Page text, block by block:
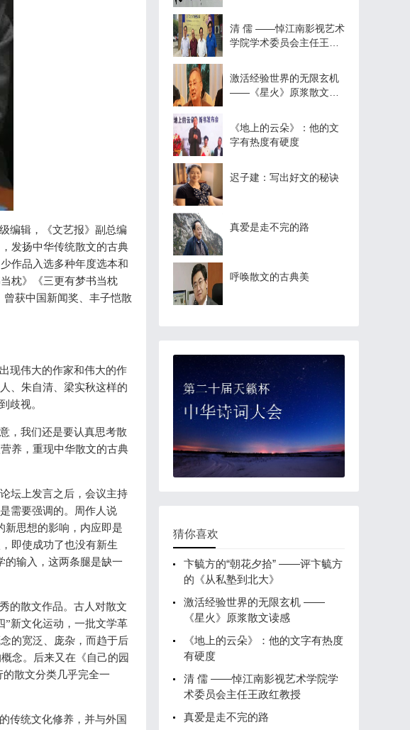
编辑，《文艺报》副总编
发扬中华传统散文的古典
作品入选多种年度选本和
枕》《三更有梦书当枕
曾获中国新闻奖、丰子恺散
现伟大的作家和伟大的作
、朱自清、梁实秋这样的
歧视。
，我们还是要认真思考散
养，重现中华散文的古典
坛上发言之后，会议主持
需要强调的。周作人说
新思想的影响，内应即是
即使成功了也没有新生
的输入，这两条腿是缺一
的散文作品。古人对散文
”新文化运动，一批文学革
的宽泛、庞杂，而趋于后
念。后来又在《自己的园
散文分类几乎完全一
传统文化修养，并与外国
清 儒 ——悼江南影视艺术
学院学术委员会主任王政
激活经验世界的无限玄机
——《星火》原浆散文读
《地上的云朵》：他的文
字有热度有硬度
迟子建：写出好文的秘诀
真爱是走不完的路
呼唤散文的古典美
猜你喜欢
卞毓方的“朝花夕拾” ——评卞毓方
的《从私塾到北大》
激活经验世界的无限玄机 ——
《星火》原浆散文读感
《地上的云朵》：他的文字有热度
有硬度
清 儒 ——悼江南影视艺术学院学
术委员会主任王政红教授
真爱是走不完的路